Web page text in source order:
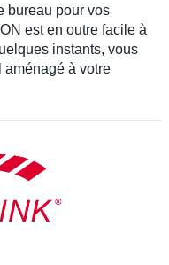
bureau pour vos
est en outre facile à
instants, vous
aménagé à votre